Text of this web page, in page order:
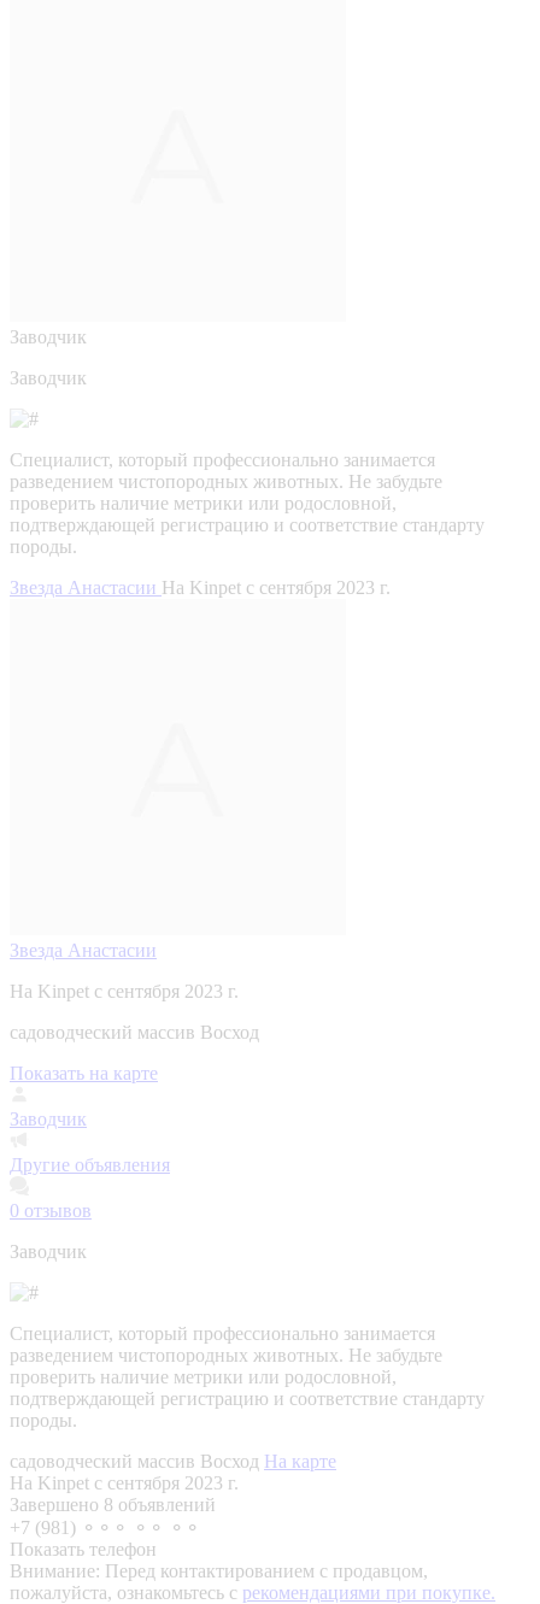
Заводчик
Заводчик
Специалист, который профессионально занимается
разведением чистопородных животных. Не забудьте
проверить наличие метрики или родословной,
подтверждающей регистрацию и соответствие стандарту
породы.
Звезда Анастасии На Kinpet c сентября 2023 г.
Звезда Анастасии
На Kinpet c сентября 2023 г.
садоводческий массив Восход
Показать на карте
Заводчик
Другие объявления
0 отзывов
Заводчик
Специалист, который профессионально занимается
разведением чистопородных животных. Не забудьте
проверить наличие метрики или родословной,
подтверждающей регистрацию и соответствие стандарту
породы.
садоводческий массив Восход На карте
На Kinpet c сентября 2023 г.
Завершено 8 объявлений
+7 (981) ⚬⚬⚬ ⚬⚬ ⚬⚬
Показать телефон
Внимание: Перед контактированием с продавцом,
пожалуйста, ознакомьтесь с рекомендациями при покупке.